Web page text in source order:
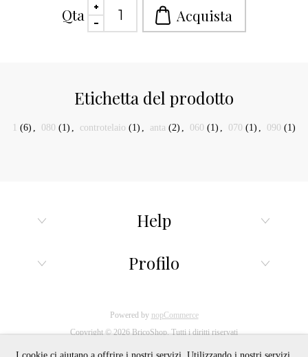
Qta
Etichetta del prodotto
(6) , 080 (1) , controtelaio (1) , anta (2) , 060 (1) , 070 (1) , 090 (1)
Help
Profilo
Powered by nopCommerce
Copyright © 2026 BricoShop. Tutti i diritti riservati